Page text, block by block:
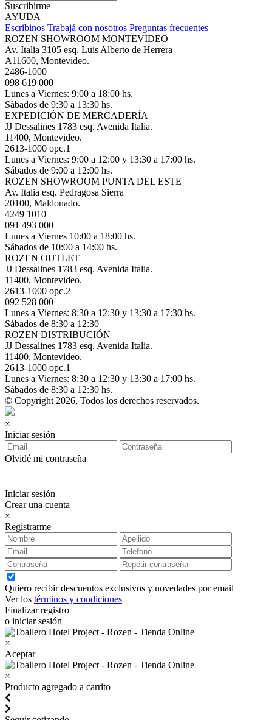
Suscribirme
AYUDA
Escribinos Trabajá con nosotros Preguntas frecuentes
ROZEN SHOWROOM MONTEVIDEO
Av. Italia 3105 esq. Luis Alberto de Herrera
A11600, Montevideo.
2486-1000
098 619 000
Lunes a Viernes: 9:00 a 18:00 hs.
Sábados de 9:30 a 13:30 hs.
EXPEDICIÓN DE MERCADERÍA
JJ Dessalines 1783 esq. Avenida Italia.
11400, Montevideo.
2613-1000 opc.1
Lunes a Viernes: 9:00 a 12:00 y 13:30 a 17:00 hs.
Sábados de 9:00 a 12:00 hs.
ROZEN SHOWROOM PUNTA DEL ESTE
Av. Italia esq. Pedragosa Sierra
20100, Maldonado.
4249 1010
091 493 000
Lunes a Viernes 10:00 a 18:00 hs.
Sábados de 10:00 a 14:00 hs.
ROZEN OUTLET
JJ Dessalines 1783 esq. Avenida Italia.
11400, Montevideo.
2613-1000 opc.2
092 528 000
Lunes a Viernes: 8:30 a 12:30 y 13:30 a 17:30 hs.
Sábados de 8:30 a 12:30
ROZEN DISTRIBUCIÓN
JJ Dessalines 1783 esq. Avenida Italia.
11400, Montevideo.
2613-1000 opc.1
Lunes a Viernes: 8:30 a 12:30 y 13:30 a 17:00 hs.
Sábados de 8:30 a 12:30 hs.
© Copyright 2026, Todos los derechos reservados.
×
Iniciar sesión
Olvidé mi contraseña
Iniciar sesión
Crear una cuenta
×
Registrarme
Quiero recibir descuentos exclusivos y novedades por email
Ver los términos y condiciones
Finalizar registro
o iniciar sesión
×
Aceptar
×
Producto agregado a carrito